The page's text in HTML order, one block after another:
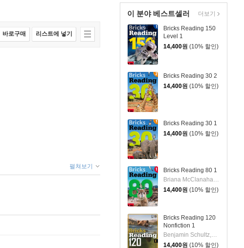
이 분야 베스트셀러
Bricks Reading 150
Level 1
14,400원 (10% 할인)
Bricks Reading 30 2
14,400원 (10% 할인)
Bricks Reading 30 1
14,400원 (10% 할인)
Bricks Reading 80 1
Briana McClanahan,Benjamin Schultz
14,400원 (10% 할인)
Bricks Reading 120
Nonfiction 1
Benjamin Schultz,Briana McClanahan,John Perritano,Mike Whale,Sean Switzer
14,400원 (10% 할인)
더보기
바로구매 리스트에 넣기
펼쳐보기